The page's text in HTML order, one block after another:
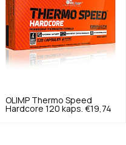
OLIMP Thermo Speed
Hardcore 120 kaps. €19,74